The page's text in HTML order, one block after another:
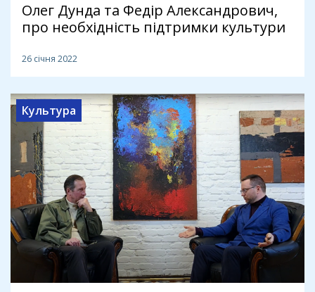
Олег Дунда та Федір Александрович,
про необхідність підтримки культури
26 січня 2022
Культура